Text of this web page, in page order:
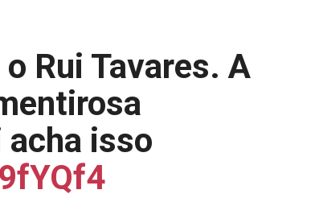
Rui Tavares. A
isso